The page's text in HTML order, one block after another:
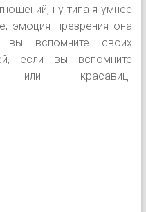
ну типа я умнее
эмоция презрения она
вы вспомните своих
если вы вспомните
или красавиц-